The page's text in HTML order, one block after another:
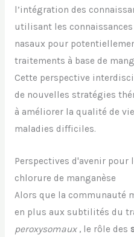
l’intégration des
utilisant les
nasaux pour
traitements à base de
Cette perspective
de nouvelles stratégies
à améliorer la qualité de
maladies difficiles.
Perspectives d'avenir
chlorure de manganèse
Alors que la communauté
en plus aux subtilités du
peroxysomaux, le rôle des